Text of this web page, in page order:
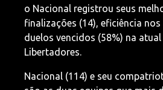
o Nacional registrou seus
finalizações (14), eficiência nos
duelos vencidos (58%) na atual
Libertadores.
Nacional (114) e seu